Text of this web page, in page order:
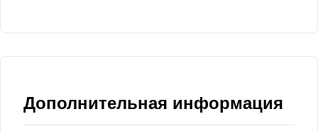
Дополнительная информация